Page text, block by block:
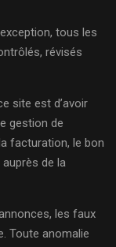
tous les
révisés
site est d’avoir
gestion de
facturation, le bon
de la
les faux
Toute anomalie